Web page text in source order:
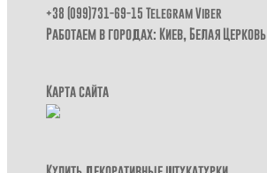
+38 (099)731-69-15 TelegramViber
Работаем в городах: Киев,Белая Церковь
Карта сайта